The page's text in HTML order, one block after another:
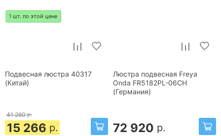
1 шт. по этой цене
Подвесная люстра 40317
(Китай)
41 260 р.
15 266 р.
Люстра подвесная Freya
Onda FR5182PL-06CH
(Германия)
72 920 р.